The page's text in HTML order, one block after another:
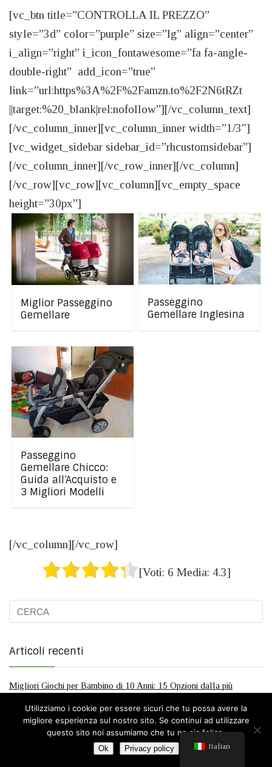
[vc_btn title=”CONTROLLA IL PREZZO”
style=”3d” color=”purple” size=”lg” align=”center”
i_align=”right” i_icon_fontawesome=”fa fa-angle-
double-right” add_icon=”true”
link=”url:https%3A%2F%2Famzn.to%2F2N6tRZt
||target:%20_blank|rel:nofollow”][/vc_column_text]
[/vc_column_inner][vc_column_inner width=”1/3″]
[vc_widget_sidebar sidebar_id=”rhcustomsidebar”]
[/vc_column_inner][/vc_row_inner][/vc_column]
[/vc_row][vc_row][vc_column][vc_empty_space
height=”30px”]
Miglior Passeggino
Gemellare
Passeggino
Gemellare Inglesina
Passeggino
Gemellare Chicco:
Guida all’Acquisto e
3 Migliori Modelli
[/vc_column][/vc_row]
[Voti: 6 Media: 4.3]
Articoli recenti
Migliori Giochi per Bambino di 10 Anni: 15 Opzioni dalla più
Semplice alla più Tecnologica
Migliori Giochi per Bambino di 9 Anni: 15 Soluzioni Istruttive e
Coinvolgenti da Non Perdere!
Migliori Giochi per Bambino di 8 Anni: 15 Idee dal Gioco da Tavola
Italian
Utilizziamo i cookie per essere sicuri che tu possa avere la
migliore esperienza sul nostro sito. Se continui ad utilizzare
questo sito noi assumiamo che tu ne sia felice.
Ok Privacy policy